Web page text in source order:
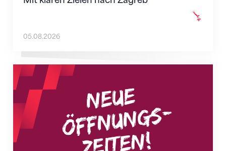
05.08.2026
Neue Empfangszeiten ab 1. August 2026